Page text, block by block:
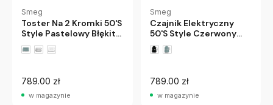
Smeg
Toster Na 2 Kromki 50'S
Style Pastelowy Błękit
Smeg
789.00 zł
w magazynie
Smeg
Czajnik Elektryczny
50'S Style Czerwony
Smeg
789.00 zł
w magazynie